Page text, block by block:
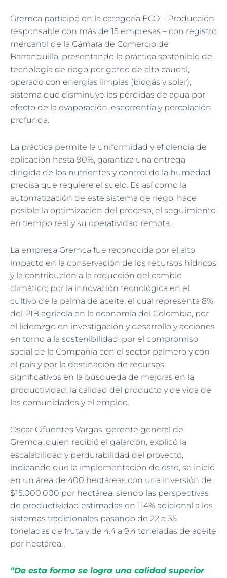
Gremca participó en la categoría ECO – Producción
responsable con más de 15 empresas – con registro
mercantil de la Cámara de Comercio de
Barranquilla, presentando la práctica sostenible de
tecnología de riego por goteo de alto caudal,
operado con energías limpias (biogás y solar),
sistema que disminuye las pérdidas de agua por
efecto de la evaporación, escorrentía y percolación
profunda.
La práctica permite la uniformidad y eficiencia de
aplicación hasta 90%, garantiza una entrega
dirigida de los nutrientes y control de la humedad
precisa que requiere el suelo. Es así como la
automatización de este sistema de riego, hace
posible la optimización del proceso, el seguimiento
en tiempo real y su operatividad remota.
La empresa Gremca fue reconocida por el alto
impacto en la conservación de los recursos hídricos
y la contribución a la reducción del cambio
climático; por la innovación tecnológica en el
cultivo de la palma de aceite, el cual representa 8%
del PIB agrícola en la economía del Colombia, por
el liderazgo en investigación y desarrollo y acciones
en torno a la sostenibilidad; por el compromiso
social de la Compañía con el sector palmero y con
el país y por la destinación de recursos
significativos en la búsqueda de mejoras en la
productividad, la calidad del producto y de vida de
las comunidades y el empleo.
Oscar Cifuentes Vargas, gerente general de
Gremca, quien recibió el galardón, explicó la
escalabilidad y perdurabilidad del proyecto,
indicando que la implementación de éste, se inició
en un área de 400 hectáreas con una inversión de
$15.000.000 por hectárea; siendo las perspectivas
de productividad estimadas en 114% adicional a los
sistemas tradicionales pasando de 22 a 35
toneladas de fruta y de 4.4 a 9.4 toneladas de aceite
por hectárea.
“De esta forma se logra una calidad superior